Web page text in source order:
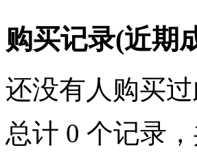
购买记录(近期
还没有人购买
总计 0 个记录